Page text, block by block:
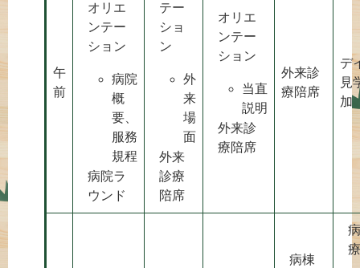
午
前
オリエ
ンテー
ション
病院
概
要、
服務
規程
病院ラ
ウンド
テー
ショ
ン
外
来
場
面
外来
診療
陪席
オリエ
ンテー
ション
当直
説明
外来診
療陪席
外来診
療陪席
デ
見
加
病棟